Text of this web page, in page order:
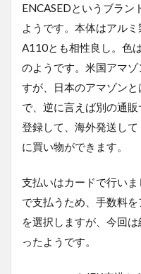
ENCASEDというブラン
ようです。本体はアル
A110とも相性良し。色
のようです。米国アマ
すが、日本のアマゾン
で、逆に言えば別の通
登録して、海外発送し
に買い物ができます。
支払いはカードで行い
で支払うため、手数料
を選択しますが、今回
ったようです。